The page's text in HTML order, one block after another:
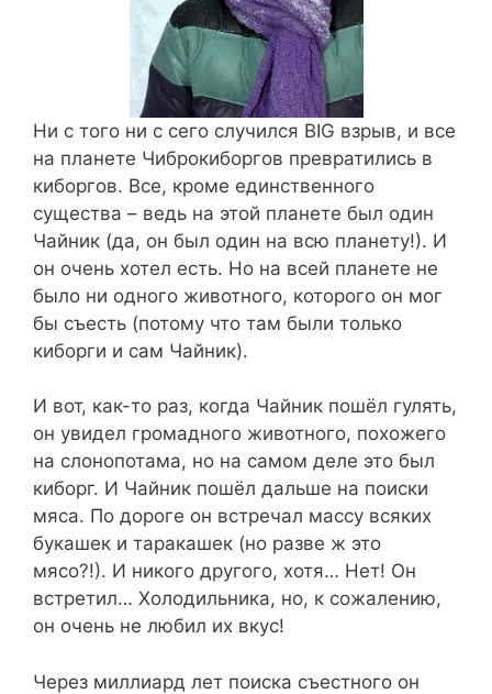
Ни с того ни c сего случился BIG взрыв, и все
на планете Чиброкиборгов превратились в
киборгов. Все, кроме единственного
существа – ведь на этой планете был один
Чайник (да, он был один на всю планету!). И
он очень хотел есть. Но на всей планете не
было ни одного животного, которого он мог
бы съесть (потому что там были только
киборги и сам Чайник).
И вот, как-то раз, когда Чайник пошёл гулять,
он увидел громадного животного, похожего
на слонопотама, но на самом деле это был
киборг. И Чайник пошёл дальше на поиски
мяса. По дороге он встречал массу всяких
букашек и таракашек (но разве ж это
мясо?!). И никого другого, хотя… Нет! Он
встретил… Холодильника, но, к сожалению,
он очень не любил их вкус!
Через миллиард лет поиска съестного он